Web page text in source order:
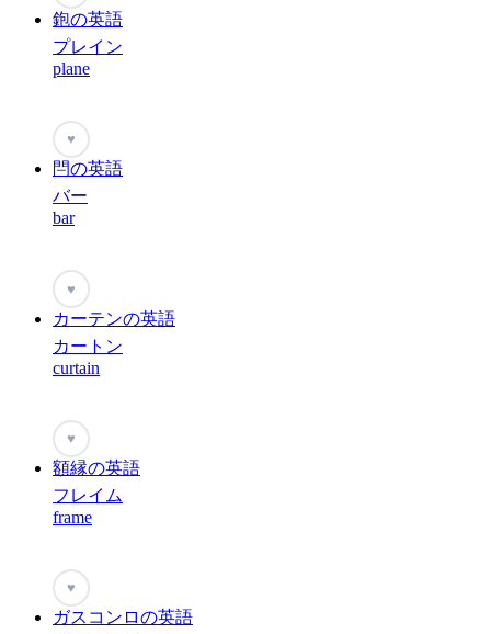
鉋の英語
プレイン
plane
♥
閂の英語
バー
bar
♥
カーテンの英語
カートン
curtain
♥
額縁の英語
フレイム
frame
♥
ガスコンロの英語